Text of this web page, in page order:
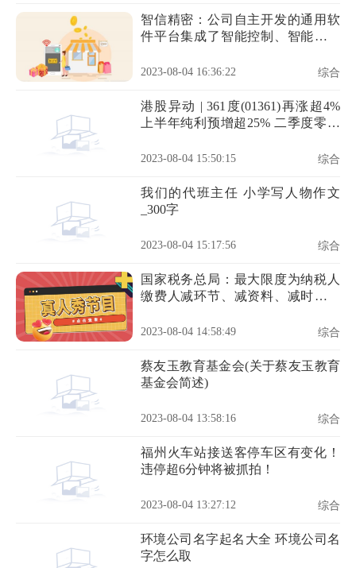
智信精密：公司自主开发的通用软
件平台集成了智能控制、智能测量
2023-08-04 16:36:22 综合
港股异动 | 361度(01361)再涨超4%
上半年纯利预增超25% 二季度零售
2023-08-04 15:50:15 综合
我们的代班主任 小学写人物作文
_300字
2023-08-04 15:17:56 综合
国家税务总局：最大限度为纳税人
缴费人减环节、减资料、减时间、
2023-08-04 14:58:49 综合
蔡友玉教育基金会(关于蔡友玉教育
基金会简述)
2023-08-04 13:58:16 综合
福州火车站接送客停车区有变化！
违停超6分钟将被抓拍！
2023-08-04 13:27:12 综合
环境公司名字起名大全 环境公司名
字怎么取